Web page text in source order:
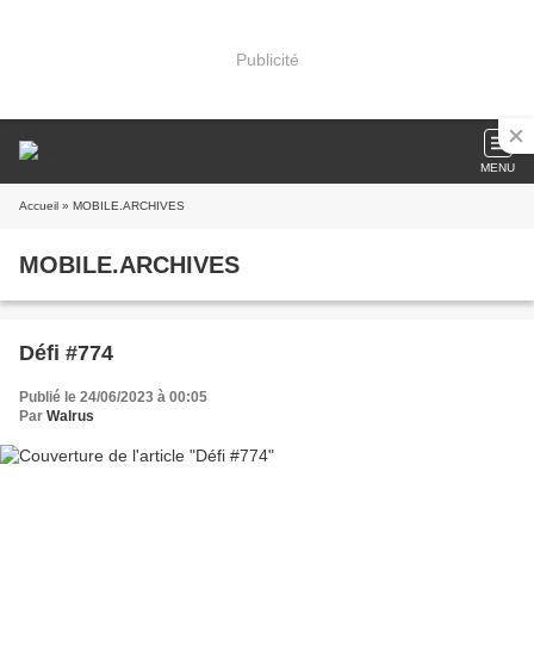
Publicité
MENU
Accueil » MOBILE.ARCHIVES
MOBILE.ARCHIVES
Défi #774
Publié le 24/06/2023 à 00:05
Par Walrus